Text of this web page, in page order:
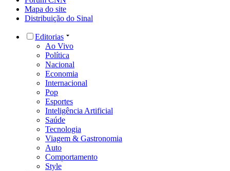
Mapa do site
Distribuição do Sinal
Editorias
Ao Vivo
Política
Nacional
Economia
Internacional
Pop
Esportes
Inteligência Artificial
Saúde
Tecnologia
Viagem & Gastronomia
Auto
Comportamento
Style